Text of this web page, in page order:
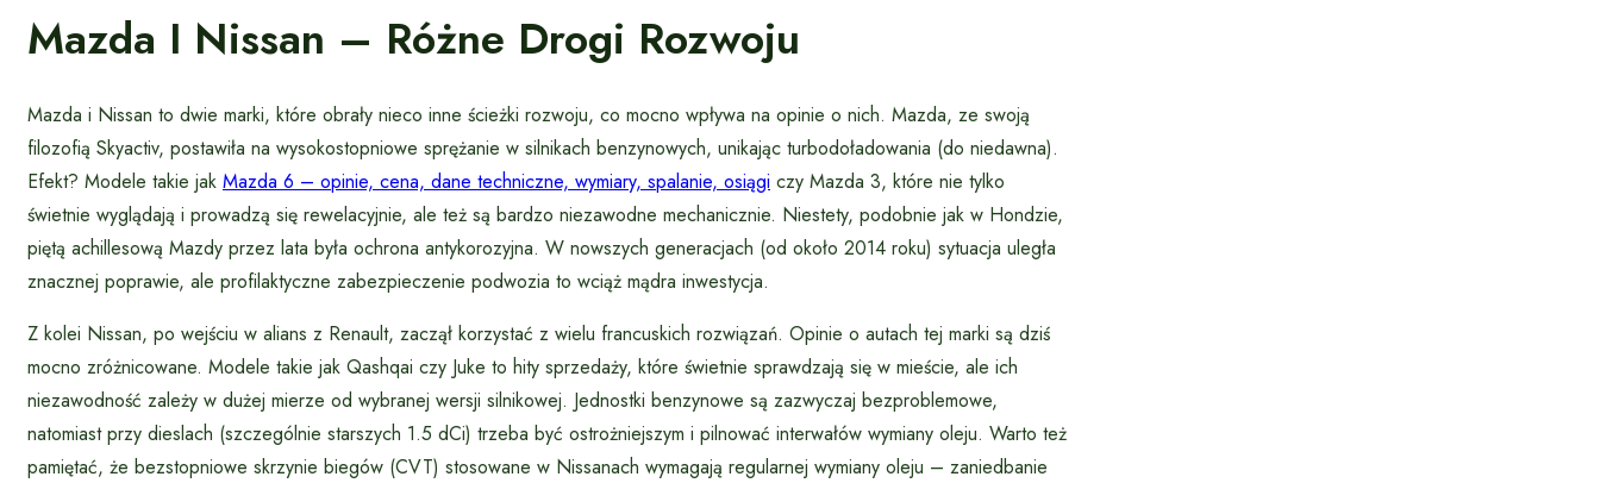
Mazda I Nissan – Różne Drogi Rozwoju
Mazda i Nissan to dwie marki, które obrały nieco inne ścieżki rozwoju, co mocno wpływa na opinie o nich. Mazda, ze swoją
filozofią Skyactiv, postawiła na wysokostopniowe sprężanie w silnikach benzynowych, unikając turbodoładowania (do niedawna).
Efekt? Modele takie jak Mazda 6 – opinie, cena, dane techniczne, wymiary, spalanie, osiągi czy Mazda 3, które nie tylko
świetnie wyglądają i prowadzą się rewelacyjnie, ale też są bardzo niezawodne mechanicznie. Niestety, podobnie jak w Hondzie,
piętą achillesową Mazdy przez lata była ochrona antykorozyjna. W nowszych generacjach (od około 2014 roku) sytuacja uległa
znacznej poprawie, ale profilaktyczne zabezpieczenie podwozia to wciąż mądra inwestycja.
Z kolei Nissan, po wejściu w alians z Renault, zaczął korzystać z wielu francuskich rozwiązań. Opinie o autach tej marki są dziś
mocno zróżnicowane. Modele takie jak Qashqai czy Juke to hity sprzedaży, które świetnie sprawdzają się w mieście, ale ich
niezawodność zależy w dużej mierze od wybranej wersji silnikowej. Jednostki benzynowe są zazwyczaj bezproblemowe,
natomiast przy dieslach (szczególnie starszych 1.5 dCi) trzeba być ostrożniejszym i pilnować interwałów wymiany oleju. Warto też
pamiętać, że bezstopniowe skrzynie biegów (CVT) stosowane w Nissanach wymagają regularnej wymiany oleju – zaniedbanie